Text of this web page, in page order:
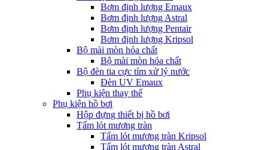
Bơm định lượng Emaux
Bơm định lượng Astral
Bơm định lượng Pentair
Bơm định lượng Kripsol
Bộ mài mòn hóa chất
Bộ mài mòn hóa chất
Bộ đèn tia cực tím xử lý nước
Đèn UV Emaux
Phụ kiện thay thế
Phụ kiện hồ bơi
Hộp đựng thiết bị hồ bơi
Tấm lót mương tràn
Tấm lót mương tràn Kripsol
Tấm lót mương tràn Astral